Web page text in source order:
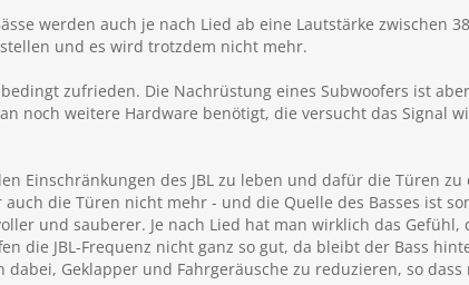
dieses "Problem" nicht habt?
werden auch je nach Lied ab eine Lautstärke zwischen
und es wird trotzdem nicht mehr.
zufrieden. Die Nachrüstung eines Subwoofers ist
noch weitere Hardware benötigt, die versucht das Signal
Einschränkungen des JBL zu leben und dafür die Türen
die Türen nicht mehr - und die Quelle des Basses ist
und sauberer. Je nach Lied hat man wirklich das Gefühl,
die JBL-Frequenz nicht ganz so gut, da bleibt der Bass
Geklapper und Fahrgeräusche zu reduzieren, so